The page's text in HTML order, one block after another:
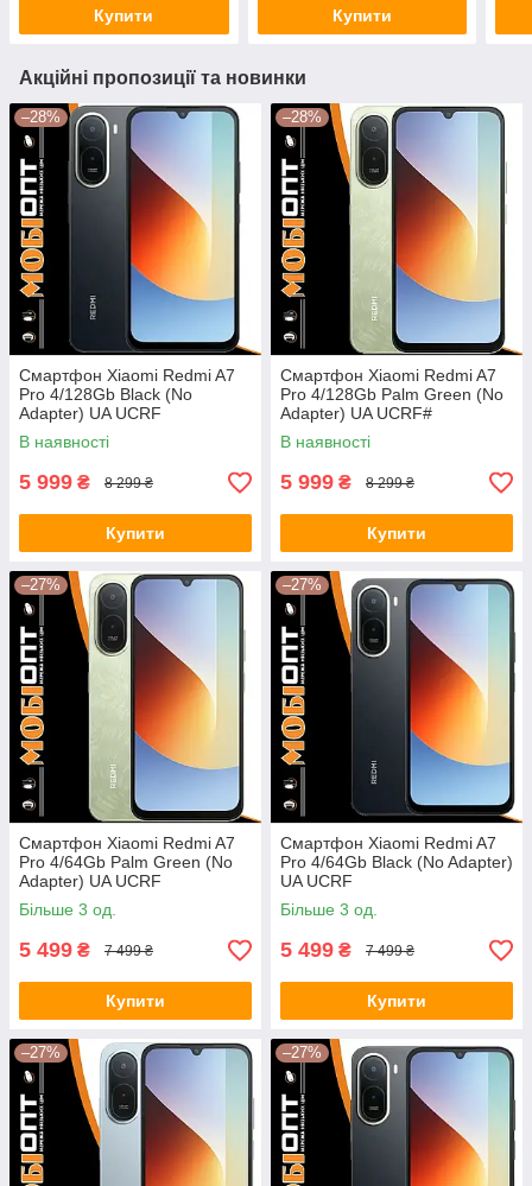
Купити Купити
Акційні пропозиції та новинки
–28%
Смартфон Xiaomi Redmi A7
Pro 4/128Gb Black (No
Adapter) UA UCRF
В наявності
5 999 ₴ 8 299 ₴
Купити
–28%
Смартфон Xiaomi Redmi A7
Pro 4/128Gb Palm Green (No
Adapter) UA UCRF#
В наявності
5 999 ₴ 8 299 ₴
Купити
–27%
Смартфон Xiaomi Redmi A7
Pro 4/64Gb Palm Green (No
Adapter) UA UCRF
Більше 3 од.
5 499 ₴ 7 499 ₴
Купити
–27%
Смартфон Xiaomi Redmi A7
Pro 4/64Gb Black (No Adapter)
UA UCRF
Більше 3 од.
5 499 ₴ 7 499 ₴
Купити
–27% –27%